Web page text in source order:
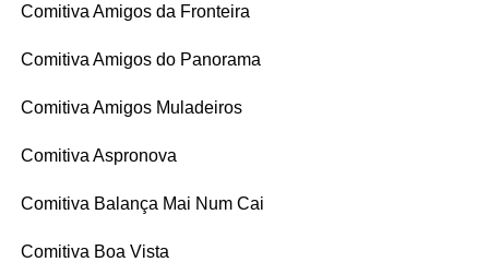
Comitiva Amigos da Fronteira
Comitiva Amigos do Panorama
Comitiva Amigos Muladeiros
Comitiva Aspronova
Comitiva Balança Mai Num Cai
Comitiva Boa Vista